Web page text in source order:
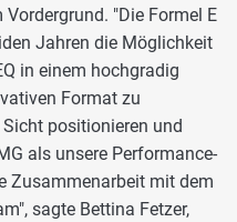
"Die Formel E
Jahren die Möglichkeit
in einem hochgradig
Format zu
positionieren und
als unsere Performance-
Zusammenarbeit mit dem
sagte Bettina Fetzer,